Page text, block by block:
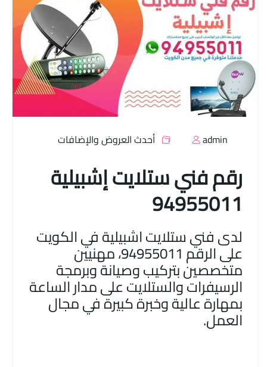
admin أحدث العروض والإضافات
رقم فني ستلايت إشبيلية
94955011
لدى فني ستلايت اشبيلية في الكويت
على الرقم 94955011، مهنيين
متخصصين بتركيب وصيانة وبرمجة
الرسيفرات والستلايت على مدار الساعة
بمهارة عالية وخبرة كبيرة في مجال
العمل.